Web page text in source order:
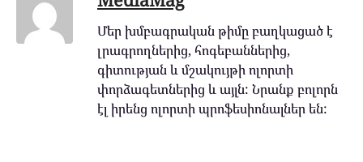
Մեր խմբագրական թիմը բաղկացած է
լրագրողներից, հոգեբաններից,
գիտության և մշակույթի ոլորտի
փորձագետներից և այլն: Նրանք բոլորն
էլ իրենց ոլորտի պրոֆեսիոնալներ են: